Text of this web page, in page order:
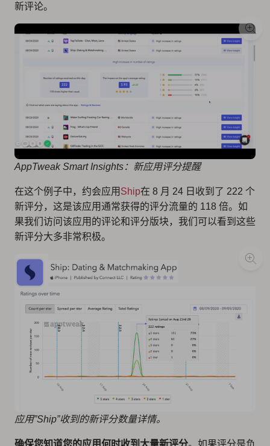
新评论。
AppTweak Smart Insights：新应用评分提醒
在这个例子中，约会应用 Ship在 8 月 24 日收到了 222 个
新评分，这是该应用通常获得的评分流量的 118 倍。如
果我们访问该应用的评论和评分版块，我们可以看到这些
新评分大多非常积极。
应用”Ship”收到的新评分数量详情。
确保您知道您的应用何时收到大量新评分。如果评分是负